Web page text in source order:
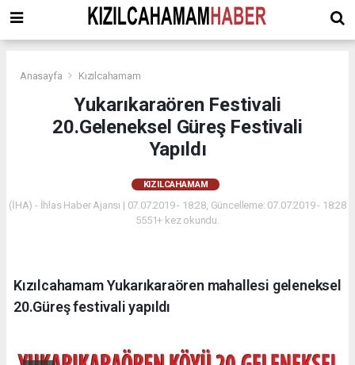
Anasayfa Kızılcahamam
Yukarıkaraören Festivali
20.Geleneksel Güreş Festivali
Yapıldı
KIZILCAHAMAM
(İHA) - İhlas Haber Ajansı | 07.07.2019 - 18:28, Güncelleme: 07.07.2019 - 18:28
5551+ kez okundu.
Kızılcahamam Yukarıkaraören mahallesi geleneksel
20.Güreş festivali yapıldı